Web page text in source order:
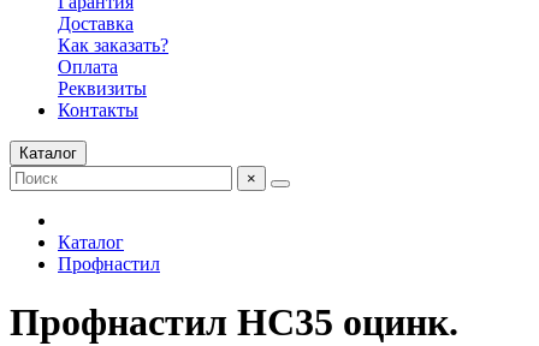
Доставка
Как заказать?
Оплата
Реквизиты
Контакты
Каталог
×
Каталог
Профнастил
Профнастил НС35 оцинк.